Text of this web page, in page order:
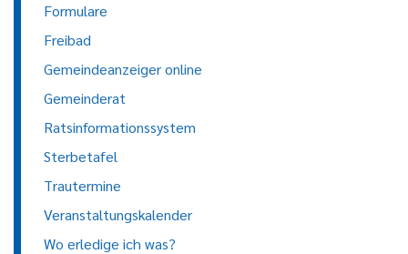
Formulare
Freibad
Gemeindeanzeiger online
Gemeinderat
Ratsinformationssystem
Sterbetafel
Trautermine
Veranstaltungskalender
Wo erledige ich was?